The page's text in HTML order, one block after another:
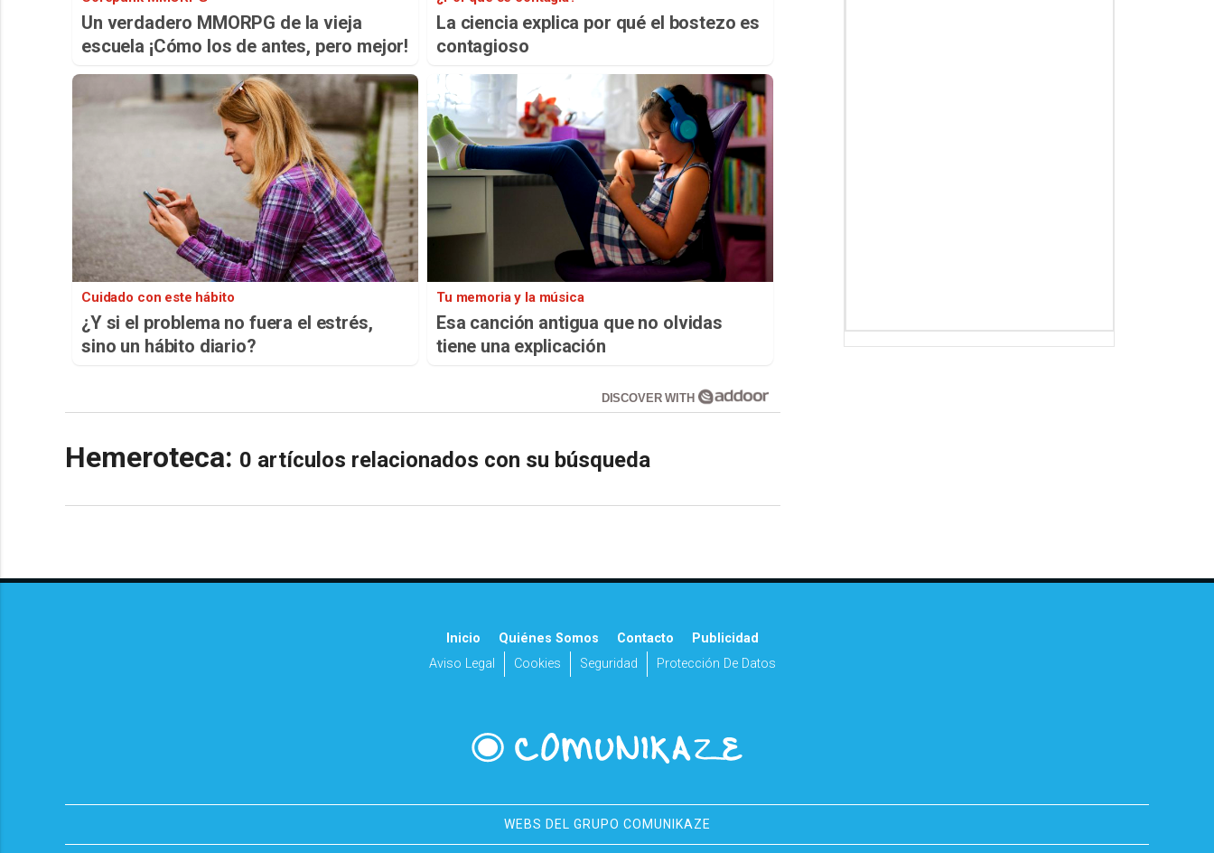
Un verdadero MMORPG de la vieja
escuela ¡Cómo los de antes, pero mejor!
La ciencia explica por qué el bostezo es
contagioso
Cuidado con este hábito
¿Y si el problema no fuera el estrés,
sino un hábito diario?
Tu memoria y la música
Esa canción antigua que no olvidas
tiene una explicación
DISCOVER WITH
Hemeroteca: 0 artículos relacionados con su búsqueda
Inicio Quiénes Somos Contacto
Publicidad
Aviso Legal
Cookies Seguridad Protección De Datos
WEBS DEL GRUPO COMUNIKAZE